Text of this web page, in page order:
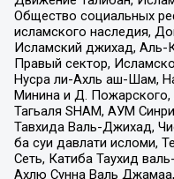
Общество социальных
исламского наследия,
Исламский джихад, Аль-
Правый сектор,
Нусра ли-Ахль аш-Шам,
Минина и Д. Пожарского,
Тагьаля SHAM, АУМ
Тавхида Валь-Джихад,
ба суи давлати исломи,
Сеть, Катиба Таухид
Ахлю Сунна Валь